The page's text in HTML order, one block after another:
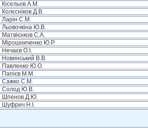
Кісельов А.М.
Колєсніков Д.В.
Ларін С.М.
Льовочкіна Ю.В.
Матвієнков С.А.
Мірошниченко Ю.Р.
Нечаєв О.І.
Новинський В.В.
Павленко Ю.О.
Папієв М.М.
Сажко С.М.
Солод Ю.В.
Шпенов Д.Ю.
Шуфрич Н.І.